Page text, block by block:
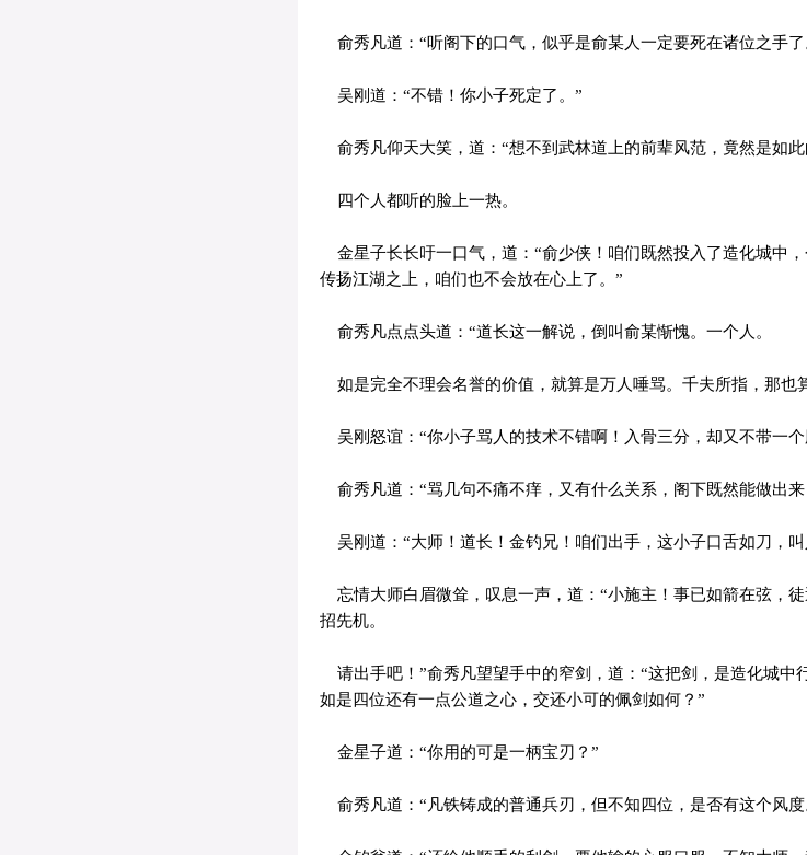
俞秀凡道：“听阁下的口气，似乎是俞某人一定要死在诸位之手了
吴刚道：“不错！你小子死定了。”
俞秀凡仰天大笑，道：“想不到武林道上的前辈风范，竟然是如
四个人都听的脸上一热。
金星子长长吁一口气，道：“俞少侠！咱们既然投入了造化城中
传扬江湖之上，咱们也不会放在心上了。”
俞秀凡点点头道：“道长这一解说，倒叫俞某惭愧。一个人。
如是完全不理会名誉的价值，就算是万人唾骂。千夫所指，那也
吴刚怒谊：“你小子骂人的技术不错啊！入骨三分，却又不带一个
俞秀凡道：“骂几句不痛不痒，又有什么关系，阁下既然能做出
吴刚道：“大师！道长！金钓兄！咱们出手，这小子口舌如刀，叫
忘情大师白眉微耸，叹息一声，道：“小施主！事已如箭在弦，
招先机。
请出手吧！”俞秀凡望望手中的窄剑，道：“这把剑，是造化城中
如是四位还有一点公道之心，交还小可的佩剑如何？”
金星子道：“你用的可是一柄宝刃？”
俞秀凡道：“凡铁铸成的普通兵刃，但不知四位，是否有这个风度